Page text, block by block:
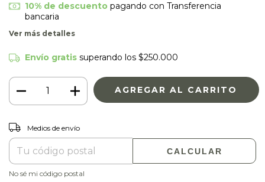
10% de descuento pagando con Transferencia
bancaria
Ver más detalles
Envío gratis superando los $250.000
Entregas para el CP:
Medios de envío
CALCULAR
No sé mi código postal